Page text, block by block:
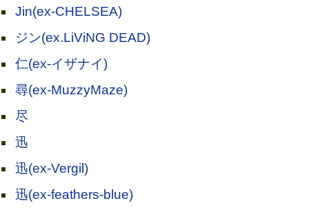
Jin(ex-CHELSEA)
ジン(ex.LiViNG DEAD)
仁(ex-イザナイ)
尋(ex-MuzzyMaze)
尽
迅
迅(ex-Vergil)
迅(ex-feathers-blue)